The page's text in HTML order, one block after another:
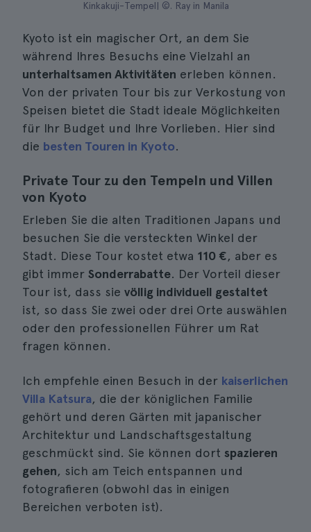
Kinkakuji-Tempel| ©. Ray in Manila
Kyoto ist ein magischer Ort, an dem Sie
während Ihres Besuchs eine Vielzahl an
unterhaltsamen Aktivitäten erleben können.
Von der privaten Tour bis zur Verkostung von
Speisen bietet die Stadt ideale Möglichkeiten
für Ihr Budget und Ihre Vorlieben. Hier sind
die besten Touren in Kyoto.
Private Tour zu den Tempeln und Villen
von Kyoto
Erleben Sie die alten Traditionen Japans und
besuchen Sie die versteckten Winkel der
Stadt. Diese Tour kostet etwa 110 €, aber es
gibt immer Sonderrabatte. Der Vorteil dieser
Tour ist, dass sie völlig individuell gestaltet
ist, so dass Sie zwei oder drei Orte auswählen
oder den professionellen Führer um Rat
fragen können.
Ich empfehle einen Besuch in der kaiserlichen
Villa Katsura, die der königlichen Familie
gehört und deren Gärten mit japanischer
Architektur und Landschaftsgestaltung
geschmückt sind. Sie können dort spazieren
gehen, sich am Teich entspannen und
fotografieren (obwohl das in einigen
Bereichen verboten ist).